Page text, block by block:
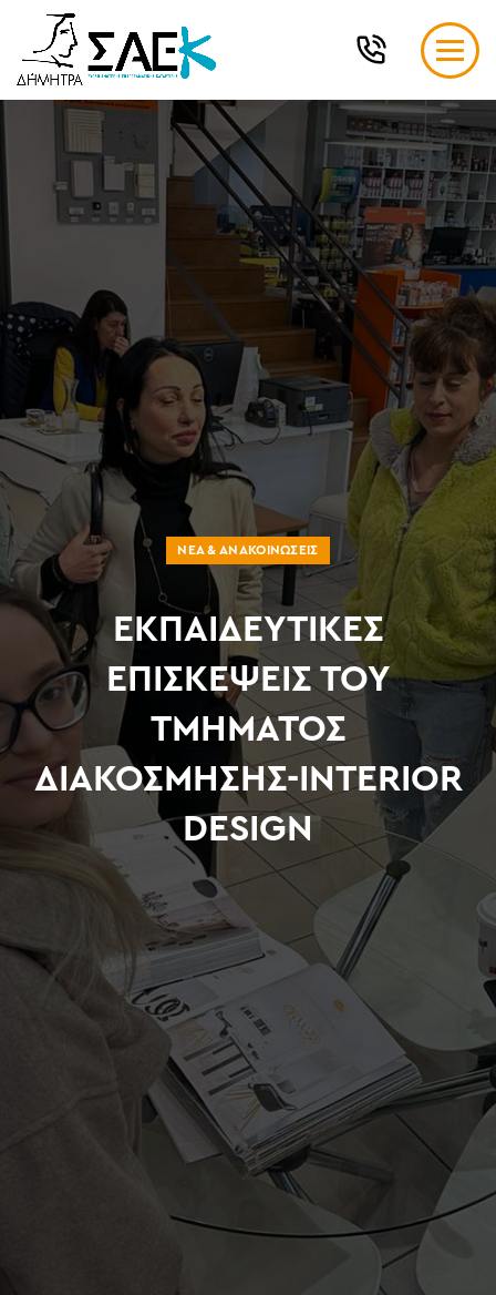
ΝΈΑ & ΑΝΑΚΟΙΝΏΣΕΙΣ
ΕΚΠΑΙΔΕΥΤΙΚΕΣ
ΕΠΙΣΚΕΨΕΙΣ ΤΟΥ
ΤΜΗΜΑΤΟΣ
ΔΙΑΚΟΣΜΗΣΗΣ-INTERIOR
DESIGN